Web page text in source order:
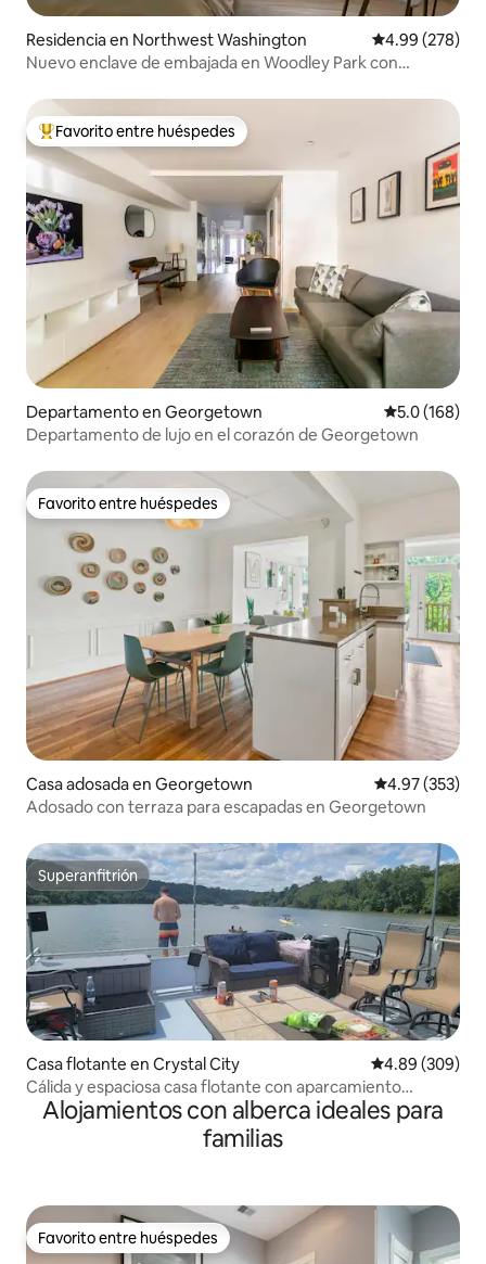
Residencia en Northwest Washington Calificación
4.99 (278)
Nuevo enclave de embajada en Woodley Park con
De los mejores en Favorito entre huéspedes
Favorito entre huéspedes
Departamento en Georgetown Calificación
5.0 (168)
Departamento de lujo en el corazón de Georgetown
Favorito entre huéspedes
Favorito entre huéspedes
Casa adosada en Georgetown Calificación
4.97 (353)
Adosado con terraza para escapadas en Georgetown
Superanfitrión
Superanfitrión
Casa flotante en Crystal City Calificación
4.89 (309)
Cálida y espaciosa casa flotante con aparcamiento
gratuito
Alojamientos con alberca ideales para
familias
Favorito entre huéspedes
Favorito entre huéspedes